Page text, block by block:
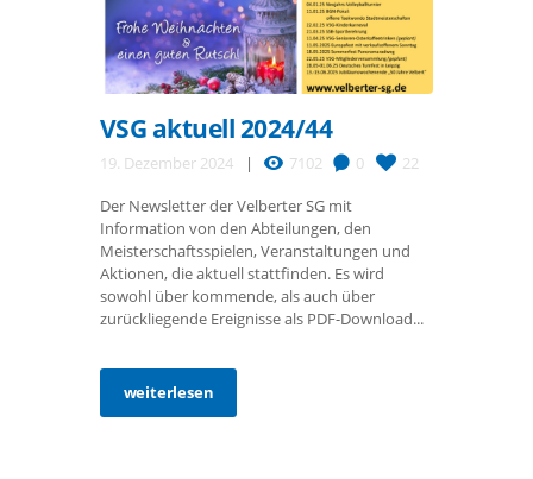
VSG aktuell 2024/44
19. Dezember 2024 7102 0 22
Der Newsletter der Velberter SG mit
Information von den Abteilungen, den
Meisterschaftsspielen, Veranstaltungen und
Aktionen, die aktuell stattfinden. Es wird
sowohl über kommende, als auch über
zurückliegende Ereignisse als PDF-Download...
weiterlesen